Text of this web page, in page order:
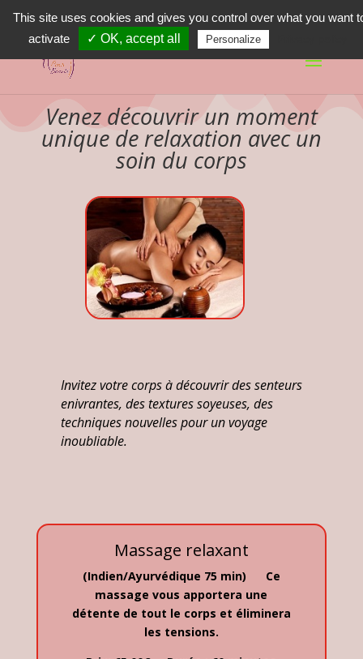
02 47 55 29 66
Venez découvrir un moment
unique de relaxation avec un
soin du corps
Invitez votre corps à découvrir des senteurs
enivrantes, des textures soyeuses, des
techniques nouvelles pour un voyage
inoubliable.
Massage relaxant
(Indien/Ayurvédique 75 min) Ce
massage vous apportera une
détente de tout le corps et éliminera
les tensions.
This site uses cookies and gives you control over what you want
activate
✓ OK, accept all Personalize